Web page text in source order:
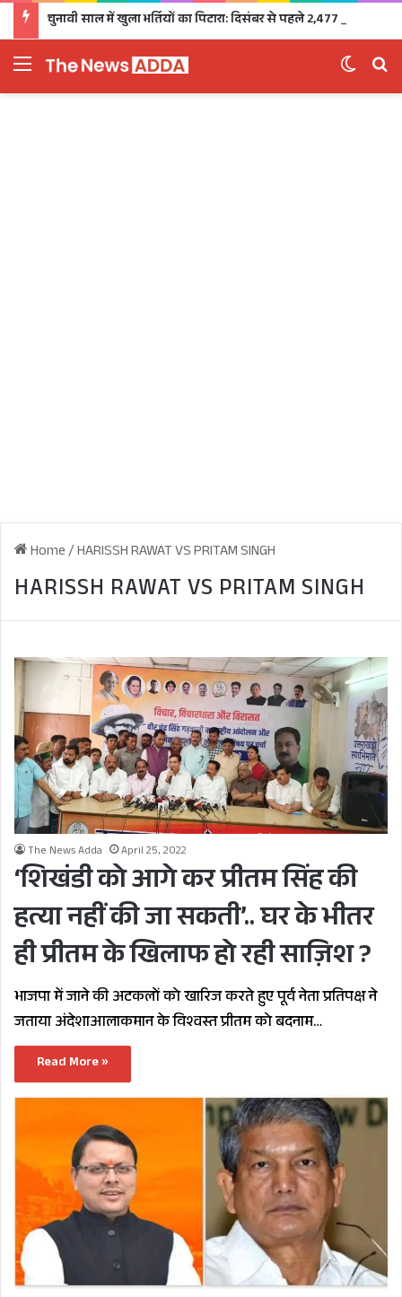
Menu
Home/HARISSH RAWAT VS PRITAM SINGH
HARISSH RAWAT VS PRITAM SINGH
The News Adda April 25, 2022
‘शिखंडी को आगे कर प्रीतम सिंह की
हत्या नहीं की जा सकती’.. घर के भीतर
ही प्रीतम के खिलाफ हो रही साज़िश ?
भाजपा में जाने की अटकलों को खारिज करते हुए पूर्व नेता प्रतिपक्ष ने
जताया अंदेशाआलाकमान के विश्वस्त प्रीतम को बदनाम…
Read More »